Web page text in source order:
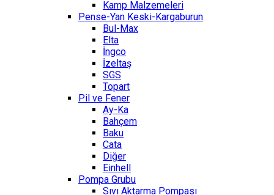
Kamp Malzemeleri
Pense-Yan Keski-Kargaburun
Bul-Max
Elta
İngco
İzeltaş
SGS
Topart
Pil ve Fener
Ay-Ka
Bahçem
Baku
Cata
Diğer
Einhell
Pompa Grubu
Sıvı Aktarma Pompası